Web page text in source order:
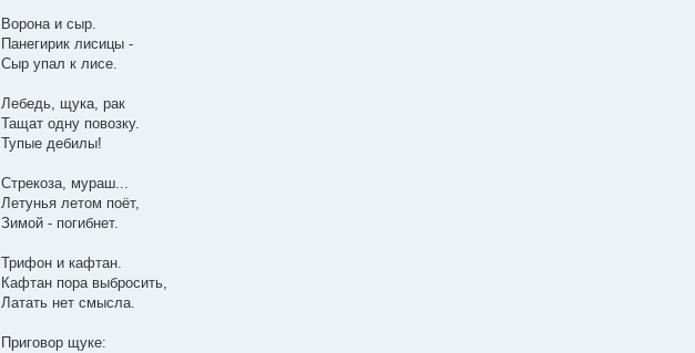
Ворона и сыр.
Панегирик лисицы -
Сыр упал к лисе.
Лебедь, щука, рак
Тащат одну повозку.
Тупые дебилы!
Стрекоза, мураш...
Летунья летом поёт,
Зимой - погибнет.
Трифон и кафтан.
Кафтан пора выбросить,
Латать нет смысла.
Приговор щуке: